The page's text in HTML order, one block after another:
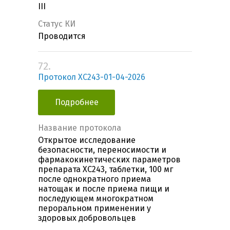
Статус КИ
Проводится
72.
Протокол ХС243-01-04-2026
Подробнее
Название протокола
Открытое исследование
безопасности, переносимости и
фармакокинетических параметров
препарата ХС243, таблетки, 100 мг
после однократного приема
натощак и после приема пищи и
последующем многократном
пероральном применении у
здоровых добровольцев